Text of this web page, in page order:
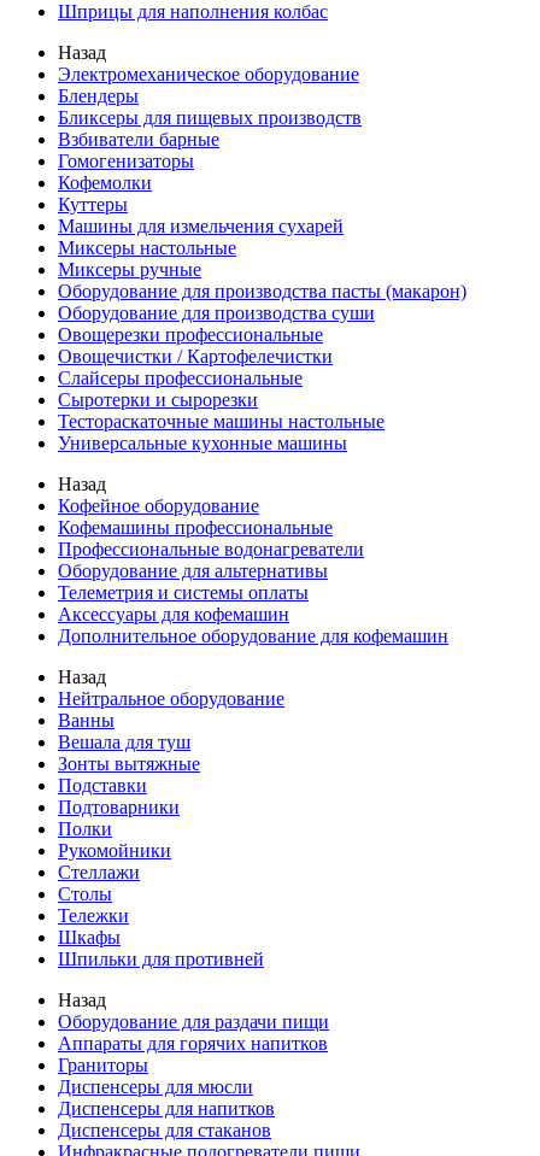
Шприцы для наполнения колбас
Назад
Электромеханическое оборудование
Блендеры
Бликсеры для пищевых производств
Взбиватели барные
Гомогенизаторы
Кофемолки
Куттеры
Машины для измельчения сухарей
Миксеры настольные
Миксеры ручные
Оборудование для производства пасты (макарон)
Оборудование для производства суши
Овощерезки профессиональные
Овощечистки / Картофелечистки
Слайсеры профессиональные
Сыротерки и сырорезки
Тестораскаточные машины настольные
Универсальные кухонные машины
Назад
Кофейное оборудование
Кофемашины профессиональные
Профессиональные водонагреватели
Оборудование для альтернативы
Телеметрия и системы оплаты
Аксессуары для кофемашин
Дополнительное оборудование для кофемашин
Назад
Нейтральное оборудование
Ванны
Вешала для туш
Зонты вытяжные
Подставки
Подтоварники
Полки
Рукомойники
Стеллажи
Столы
Тележки
Шкафы
Шпильки для противней
Назад
Оборудование для раздачи пищи
Аппараты для горячих напитков
Граниторы
Диспенсеры для мюсли
Диспенсеры для напитков
Диспенсеры для стаканов
Инфракрасные подогреватели пищи